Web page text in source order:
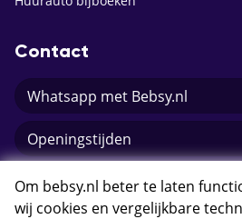
Contact
Whatsapp met Bebsy.nl
Openingstijden
E-mail Bebsy.nl
Om bebsy.nl beter te laten
wij cookies en vergelijkbare